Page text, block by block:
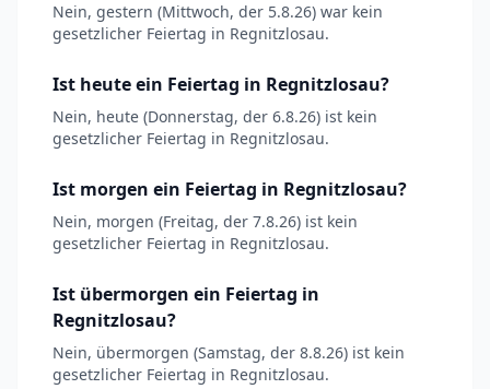
Nein, gestern (Mittwoch, der 5.8.26) war kein
gesetzlicher Feiertag in Regnitzlosau.
Ist heute ein Feiertag in Regnitzlosau?
Nein, heute (Donnerstag, der 6.8.26) ist kein
gesetzlicher Feiertag in Regnitzlosau.
Ist morgen ein Feiertag in Regnitzlosau?
Nein, morgen (Freitag, der 7.8.26) ist kein
gesetzlicher Feiertag in Regnitzlosau.
Ist übermorgen ein Feiertag in
Regnitzlosau?
Nein, übermorgen (Samstag, der 8.8.26) ist kein
gesetzlicher Feiertag in Regnitzlosau.